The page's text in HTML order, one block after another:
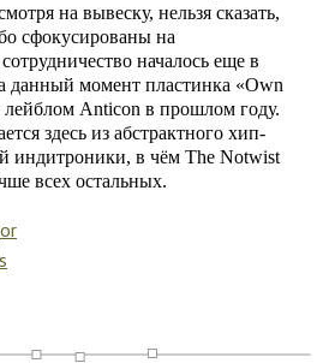
на вывеску, нельзя сказать,
сфокусированы на
началось еще в
данный момент пластинка «Own
лейблом Anticon в прошлом году.
здесь из абстрактного хип-
индитроники, в чём The Notwist
всех остальных.